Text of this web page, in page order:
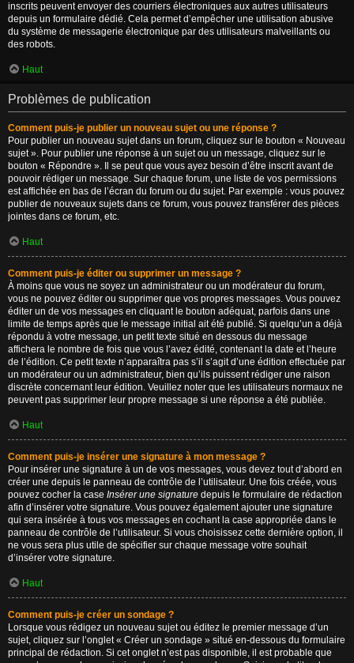
inscrits peuvent envoyer des courriers électroniques aux autres utilisateurs
depuis un formulaire dédié. Cela permet d’empêcher une utilisation abusive
du système de messagerie électronique par des utilisateurs malveillants ou
des robots.
Haut
Problèmes de publication
Comment puis-je publier un nouveau sujet ou une réponse ?
Pour publier un nouveau sujet dans un forum, cliquez sur le bouton « Nouveau
sujet ». Pour publier une réponse à un sujet ou un message, cliquez sur le
bouton « Répondre ». Il se peut que vous ayez besoin d’être inscrit avant de
pouvoir rédiger un message. Sur chaque forum, une liste de vos permissions
est affichée en bas de l’écran du forum ou du sujet. Par exemple : vous pouvez
publier de nouveaux sujets dans ce forum, vous pouvez transférer des pièces
jointes dans ce forum, etc.
Haut
Comment puis-je éditer ou supprimer un message ?
À moins que vous ne soyez un administrateur ou un modérateur du forum,
vous ne pouvez éditer ou supprimer que vos propres messages. Vous pouvez
éditer un de vos messages en cliquant le bouton adéquat, parfois dans une
limite de temps après que le message initial ait été publié. Si quelqu’un a déjà
répondu à votre message, un petit texte situé en dessous du message
affichera le nombre de fois que vous l’avez édité, contenant la date et l’heure
de l’édition. Ce petit texte n’apparaîtra pas s’il s’agit d’une édition effectuée par
un modérateur ou un administrateur, bien qu’ils puissent rédiger une raison
discrète concernant leur édition. Veuillez noter que les utilisateurs normaux ne
peuvent pas supprimer leur propre message si une réponse a été publiée.
Haut
Comment puis-je insérer une signature à mon message ?
Pour insérer une signature à un de vos messages, vous devez tout d’abord en
créer une depuis le panneau de contrôle de l’utilisateur. Une fois créée, vous
pouvez cocher la case Insérer une signature depuis le formulaire de rédaction
afin d’insérer votre signature. Vous pouvez également ajouter une signature
qui sera insérée à tous vos messages en cochant la case appropriée dans le
panneau de contrôle de l’utilisateur. Si vous choisissez cette dernière option, il
ne vous sera plus utile de spécifier sur chaque message votre souhait
d’insérer votre signature.
Haut
Comment puis-je créer un sondage ?
Lorsque vous rédigez un nouveau sujet ou éditez le premier message d’un
sujet, cliquez sur l’onglet « Créer un sondage » situé en-dessous du formulaire
principal de rédaction. Si cet onglet n’est pas disponible, il est probable que